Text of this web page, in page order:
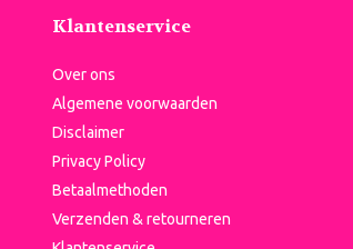
Klantenservice
Over ons
Algemene voorwaarden
Disclaimer
Privacy Policy
Betaalmethoden
Verzenden & retourneren